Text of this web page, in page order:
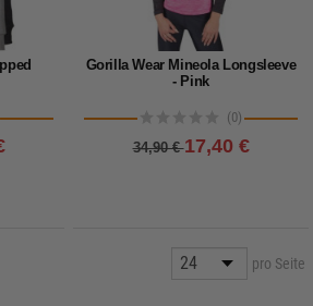
Gorilla Wear Mineola Longsleeve
- Pink
(0)
34,90 €17,40 €
pro Seite